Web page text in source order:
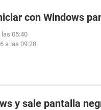
con Windows
las 05:40
a las 09:28
y sale pantalla